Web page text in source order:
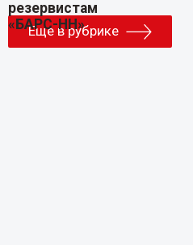
Еще в рубрике